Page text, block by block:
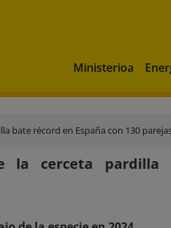
Ministerioa
bate récord en España con 130
la cerceta